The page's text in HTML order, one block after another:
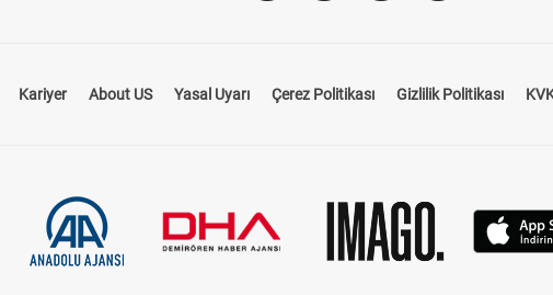
Kariyer About US Yasal Uyarı Çerez Politikası Gizlilik Politikası